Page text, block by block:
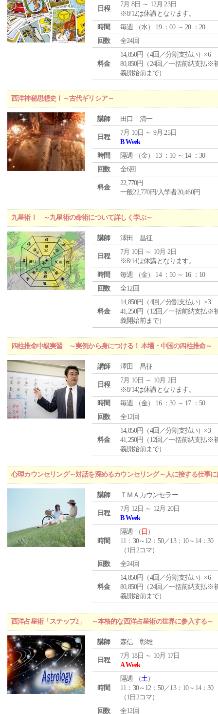
日程
7月 8日 ～ 12月 23日
※8/12は休講となります。
時間
毎週 （水） 19 ：00 ～ 20 ：20
回数
全24回
料金
14,850円（4回／分割支払い）×6
80,850円（24回／一括前納支払※
義開始前まで）
西洋神秘思想史Ⅰ～古代ギリシア～
講師 田口 清一
日程
7月 10日 ～ 9月 25日
B Week
時間
隔週 （金） 13 ：10 ～ 14 ：30
回数
全6回
料金
22,770円
一般22,770円/入学者20,460円
九星術Ⅰ ～九星術の命術について詳しく学ぶ～
講師 澤田 昌征
日程
7月 10日 ～ 10月 2日
※8/14は休講となります。
時間
毎週 （金） 14 ：50 ～ 16 ：10
回数
全12回
料金
14,850円（4回／分割支払い）×3
41,250円（12回／一括前納支払※
義開始前まで）
四柱推命中級実習 ～実例から身につける！ 本場・中国の四柱推命～
講師 澤田 昌征
日程
7月 10日 ～ 10月 2日
※8/14は休講となります。
時間
毎週 （金） 16 ：30 ～ 17 ：50
回数
全12回
料金
14,850円（4回／分割支払い）×3
41,250円（12回／一括前納支払※
義開始前まで）
心理カウンセリング～対話を深めるカウンセリング～人に接する仕事
講師 ＴＭＡカウンセラー
日程
7月 12日 ～ 12月 20日
B Week
時間
隔週 （ 日 ）
11：30～12：50／13：10～14：30
（1日2コマ）
回数
全24回
料金
14,850円（4回／分割支払い）×6
80,850円（24回／一括前納支払※
義開始前まで）
西洋占星術「ステップ2」 ～本格的な西洋占星術の世界に参入する～
講師 森信 彰雄
日程
7月 18日 ～ 10月 17日
A Week
時間
隔週 （土）
11：30～12：50／13：10～14：30
（1日2コマ）
回数
全12回